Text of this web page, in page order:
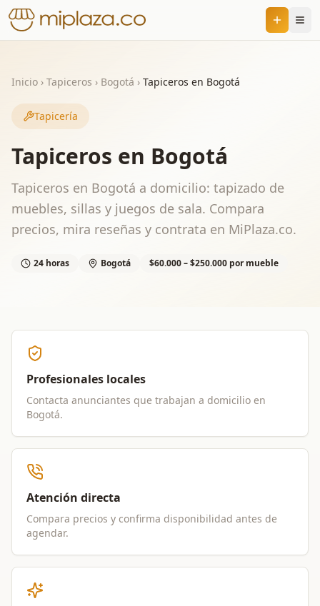
Inicio › Tapiceros › Bogotá › Tapiceros en Bogotá
Tapicería
Tapiceros en Bogotá
Tapiceros en Bogotá a domicilio: tapizado de
muebles, sillas y juegos de sala. Compara
precios, mira reseñas y contrata en MiPlaza.co.
24 horas Bogotá $60.000 – $250.000 por mueble
Profesionales locales
Contacta anunciantes que trabajan a domicilio en
Bogotá.
Atención directa
Compara precios y confirma disponibilidad antes de
agendar.